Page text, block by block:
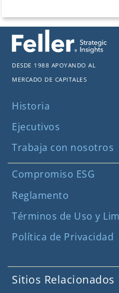
Desde 1988 apoyando al
mercado de capitales
Historia
Ejecutivos
Trabaja con nosotros
Compromiso ESG
Reglamento
Términos de Uso y
Política de Privacidad
Sitios Relacionados